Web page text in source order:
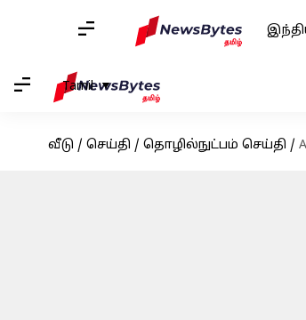
Tamil
வீடு / செய்தி / தொழில்நுட்பம் செய்தி /